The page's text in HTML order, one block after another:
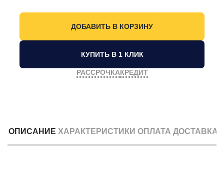
КУПИТЬ В 1 КЛИК
РАССРОЧКАКРЕДИТ
ОПИСАНИЕ ХАРАКТЕРИСТИКИ ОПЛАТА ДОСТАВКА